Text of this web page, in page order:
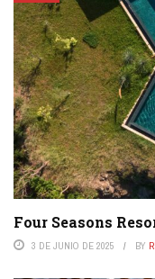
Four Seasons
3 DE JUNIO DE 2025 BY